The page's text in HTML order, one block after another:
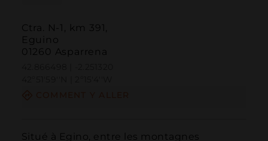
Ctra. N-1, km 391,
Eguino
01260 Asparrena
Situé à Egino, entre les montagnes